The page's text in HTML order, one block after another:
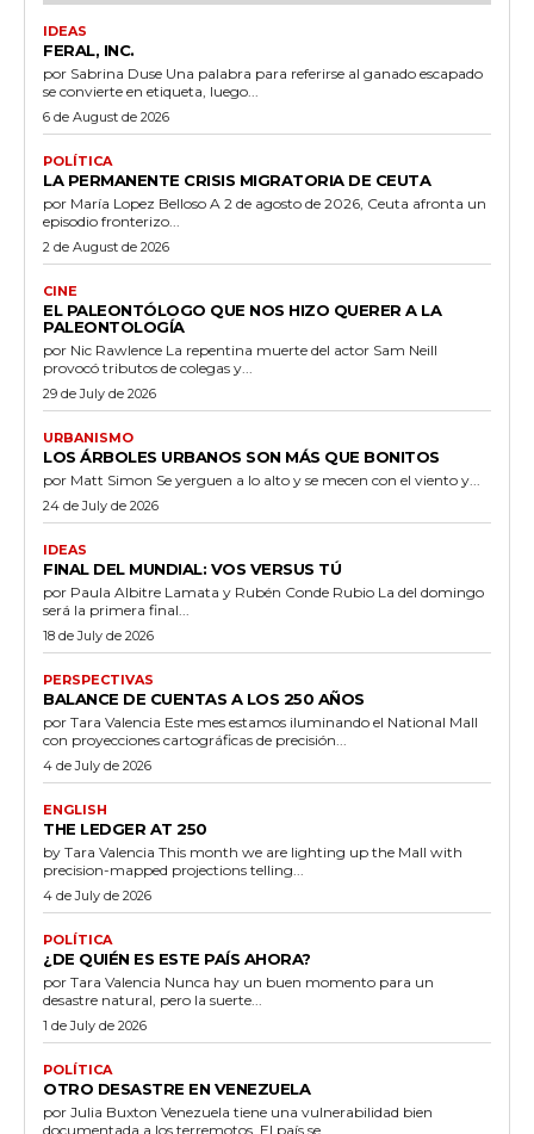
IDEAS
FERAL, INC.
por Sabrina Duse Una palabra para referirse al ganado escapado
se convierte en etiqueta, luego...
6 de August de 2026
POLÍTICA
LA PERMANENTE CRISIS MIGRATORIA DE CEUTA
por María Lopez Belloso A 2 de agosto de 2026, Ceuta afronta un
episodio fronterizo...
2 de August de 2026
CINE
EL PALEONTÓLOGO QUE NOS HIZO QUERER A LA
PALEONTOLOGÍA
por Nic Rawlence La repentina muerte del actor Sam Neill
provocó tributos de colegas y...
29 de July de 2026
URBANISMO
LOS ÁRBOLES URBANOS SON MÁS QUE BONITOS
por Matt Simon Se yerguen a lo alto y se mecen con el viento y...
24 de July de 2026
IDEAS
FINAL DEL MUNDIAL: VOS VERSUS TÚ
por Paula Albitre Lamata y Rubén Conde Rubio La del domingo
será la primera final...
18 de July de 2026
PERSPECTIVAS
BALANCE DE CUENTAS A LOS 250 AÑOS
por Tara Valencia Este mes estamos iluminando el National Mall
con proyecciones cartográficas de precisión...
4 de July de 2026
ENGLISH
THE LEDGER AT 250
by Tara Valencia This month we are lighting up the Mall with
precision-mapped projections telling...
4 de July de 2026
POLÍTICA
¿DE QUIÉN ES ESTE PAÍS AHORA?
por Tara Valencia Nunca hay un buen momento para un
desastre natural, pero la suerte...
1 de July de 2026
POLÍTICA
OTRO DESASTRE EN VENEZUELA
por Julia Buxton Venezuela tiene una vulnerabilidad bien
documentada a los terremotos. El país se...